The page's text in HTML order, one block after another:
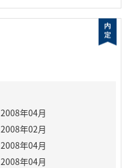
2008年04月
2008年02月
2008年04月
2008年04月